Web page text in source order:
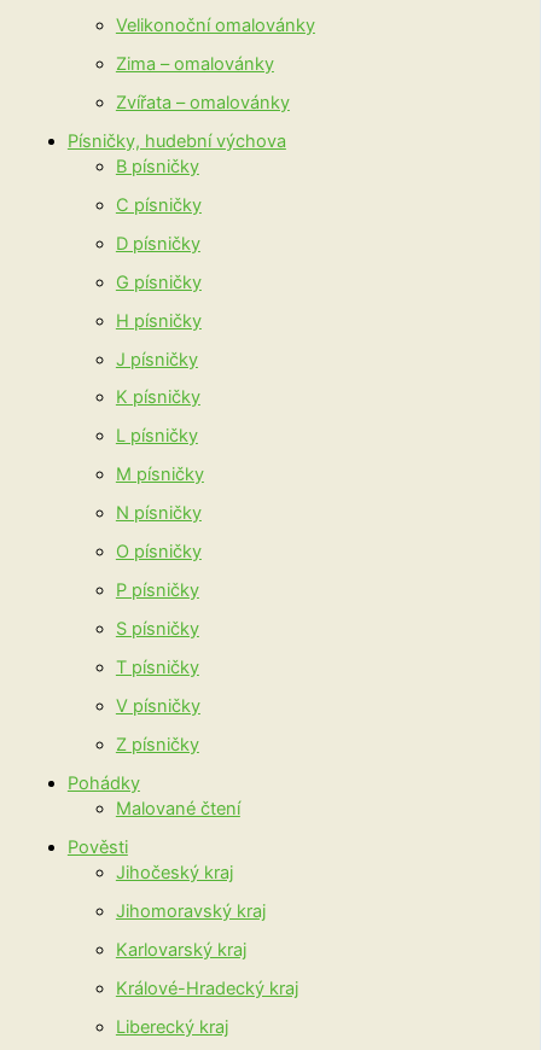
Velikonoční omalovánky
Zima – omalovánky
Zvířata – omalovánky
Písničky, hudební výchova
B písničky
C písničky
D písničky
G písničky
H písničky
J písničky
K písničky
L písničky
M písničky
N písničky
O písničky
P písničky
S písničky
T písničky
V písničky
Z písničky
Pohádky
Malované čtení
Pověsti
Jihočeský kraj
Jihomoravský kraj
Karlovarský kraj
Králové-Hradecký kraj
Liberecký kraj